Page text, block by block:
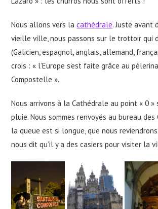
Nous allons vers lacathédrale. Juste avant
vieille ville, nous passons sur le trottoir qui
(Galicien, espagnol, anglais, allemand,
crois : « l’Europe s’est faite grâce au
Compostelle ».
Nous arrivons à la Cathédrale au point « 0 »
pluie. Nous sommes renvoyés au bureau des
la queue est si longue, que nous
nous dit qu’il y a des casiers pour visiter la